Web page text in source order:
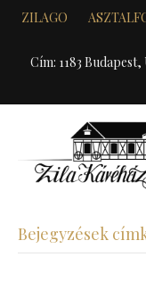
ZILAGO
Cím: 1183 Budapest,
Bejegyzések